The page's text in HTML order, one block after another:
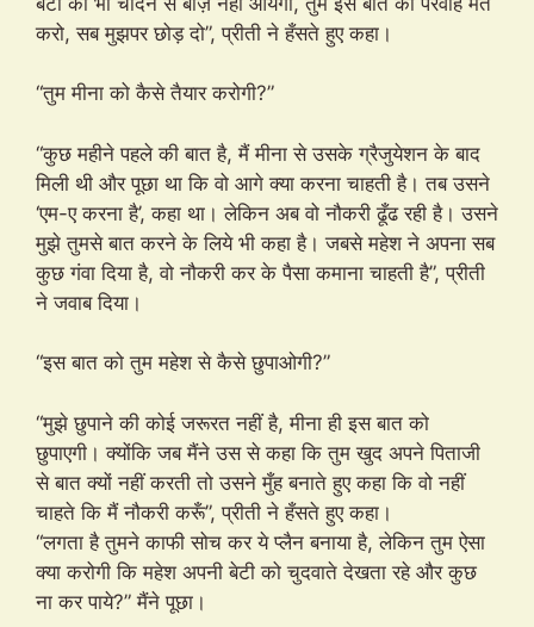
करो, सब मुझपर छोड़ दो”, प्रीती ने हँसते हुए कहा।
“तुम मीना को कैसे तैयार करोगी?”
“कुछ महीने पहले की बात है, मैं मीना से उसके ग्रैजुयेशन के बाद
मिली थी और पूछा था कि वो आगे क्या करना चाहती है। तब उसने
‘एम-ए करना है’, कहा था। लेकिन अब वो नौकरी ढूँढ रही है। उसने
मुझे तुमसे बात करने के लिये भी कहा है। जबसे महेश ने अपना सब
कुछ गंवा दिया है, वो नौकरी कर के पैसा कमाना चाहती है”, प्रीती
ने जवाब दिया।
“इस बात को तुम महेश से कैसे छुपाओगी?”
“मुझे छुपाने की कोई जरूरत नहीं है, मीना ही इस बात को
छुपाएगी। क्योंकि जब मैंने उस से कहा कि तुम खुद अपने पिताजी
से बात क्यों नहीं करती तो उसने मुँह बनाते हुए कहा कि वो नहीं
चाहते कि मैं नौकरी करूँ”, प्रीती ने हँसते हुए कहा।
“लगता है तुमने काफी सोच कर ये प्लैन बनाया है, लेकिन तुम ऐसा
क्या करोगी कि महेश अपनी बेटी को चुदवाते देखता रहे और कुछ
ना कर पाये?” मैंने पूछा।